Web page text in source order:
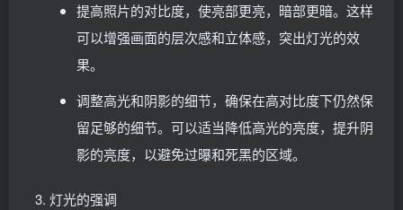
提高照片的对比度，使亮部更亮，暗部更暗。这样
可以增强画面的层次感和立体感，突出灯光的效
果。
调整高光和阴影的细节，确保在高对比度下仍然保
留足够的细节。可以适当降低高光的亮度，提升阴
影的亮度，以避免过曝和死黑的区域。
灯光的强调